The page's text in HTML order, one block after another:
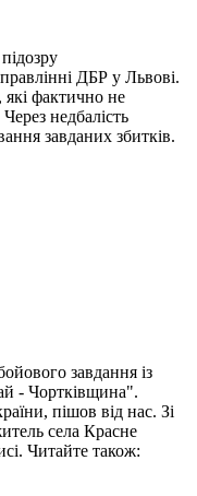
ДБР у Львові.
фактично не
недбалість
завданих збитків.
завдання із
- Чортківщина".
пішов від нас. Зі
села Красне
Читайте також: